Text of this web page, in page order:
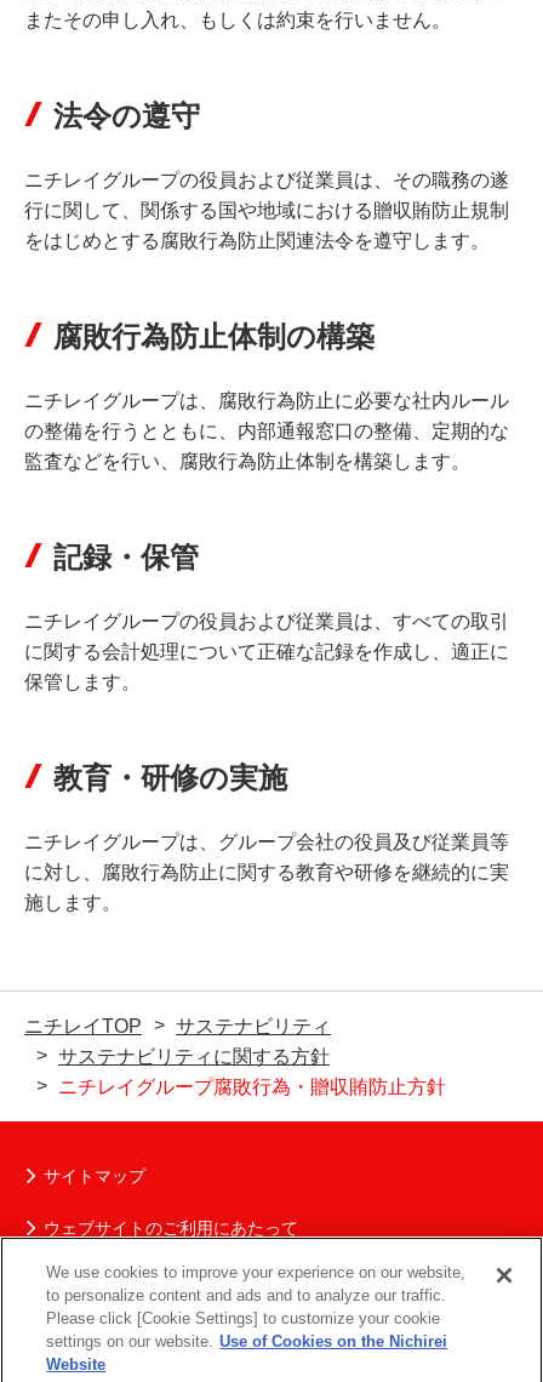
またその申し入れ、もしくは約束を行いません。
法令の遵守
ニチレイグループの役員および従業員は、その職務の遂
行に関して、関係する国や地域における贈収賄防止規制
をはじめとする腐敗行為防止関連法令を遵守します。
腐敗行為防止体制の構築
ニチレイグループは、腐敗行為防止に必要な社内ルール
の整備を行うとともに、内部通報窓口の整備、定期的な
監査などを行い、腐敗行為防止体制を構築します。
記録・保管
ニチレイグループの役員および従業員は、すべての取引
に関する会計処理について正確な記録を作成し、適正に
保管します。
教育・研修の実施
ニチレイグループは、グループ会社の役員及び従業員等
に対し、腐敗行為防止に関する教育や研修を継続的に実
施します。
ニチレイTOP
サステナビリティ
サステナビリティに関する方針
ニチレイグループ腐敗行為・贈収賄防止方針
サイトマップ
ウェブサイトのご利用にあたって
ニチレイグループの個人情報保護について
ソーシャルメディアポリシー
We use cookies to improve your experience on our website,
to personalize content and ads and to analyze our traffic.
Please click [Cookie Settings] to customize your cookie
settings on our website. Use of Cookies on the Nichirei
Website